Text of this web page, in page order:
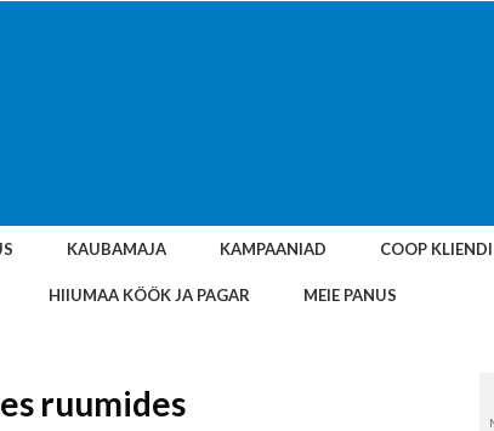
KAUBAMAJA KAMPAANIAD COOP
HIIUMAA KÖÖK JA PAGAR MEIE PANUS
ruumides